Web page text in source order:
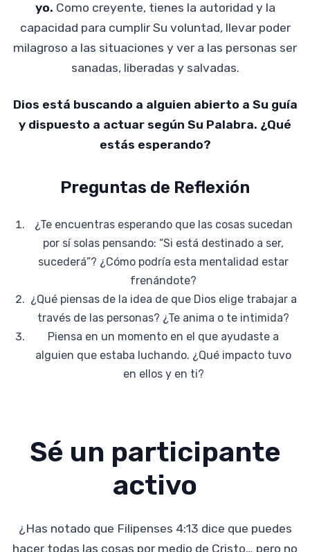
yo. Como creyente, tienes la autoridad y la
capacidad para cumplir Su voluntad, llevar poder
milagroso a las situaciones y ver a las personas ser
sanadas, liberadas y salvadas.
Dios está buscando a alguien abierto a Su guía
y dispuesto a actuar según Su Palabra. ¿Qué
estás esperando?
Preguntas de Reflexión
¿Te encuentras esperando que las cosas sucedan
por sí solas pensando: “Si está destinado a ser,
sucederá”? ¿Cómo podría esta mentalidad estar
frenándote?
¿Qué piensas de la idea de que Dios elige trabajar a
través de las personas? ¿Te anima o te intimida?
Piensa en un momento en el que ayudaste a
alguien que estaba luchando. ¿Qué impacto tuvo
en ellos y en ti?
Sé un participante
activo
¿Has notado que Filipenses 4:13 dice que puedes
hacer todas las cosas por medio de Cristo… pero no